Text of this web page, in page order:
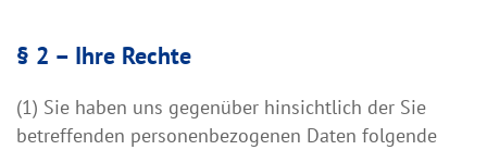
§ 2 – Ihre Rechte
(1) Sie haben uns gegenüber hinsichtlich der Sie
betreffenden personenbezogenen Daten folgende